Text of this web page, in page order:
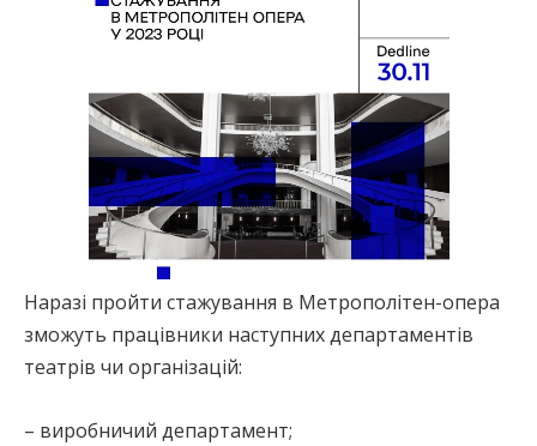
Наразі пройти стажування в Метрополітен-опера
зможуть працівники наступних департаментів
театрів чи організацій:
– виробничий департамент;